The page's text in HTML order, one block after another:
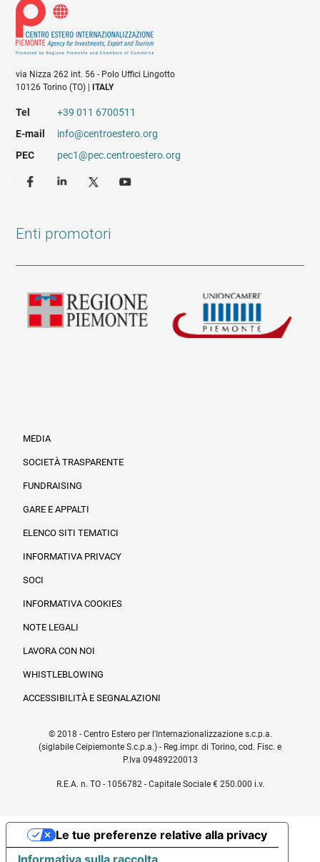
via Nizza 262 int. 56 - Polo Uffici Lingotto
10126 Torino (TO) |
ITALY
Tel
+39 011 6700511
E-mail
info@centroestero.org
PEC
pec1@pec.centroestero.org
Enti promotori
MEDIA
SOCIETÀ TRASPARENTE
FUNDRAISING
GARE E APPALTI
ELENCO SITI TEMATICI
INFORMATIVA PRIVACY
SOCI
INFORMATIVA COOKIES
NOTE LEGALI
LAVORA CON NOI
WHISTLEBLOWING
ACCESSIBILITÀ E SEGNALAZIONI
© 2018 - Centro Estero per l'Internazionalizzazione s.c.p.a.
(siglabile Ceipiemonte S.c.p.a.) - Reg.impr. di Torino, cod. Fisc. e
P.Iva 09489220013
R.E.A. n. TO - 1056782 - Capitale Sociale € 250.000 i.v.
Le tue preferenze relative alla privacy